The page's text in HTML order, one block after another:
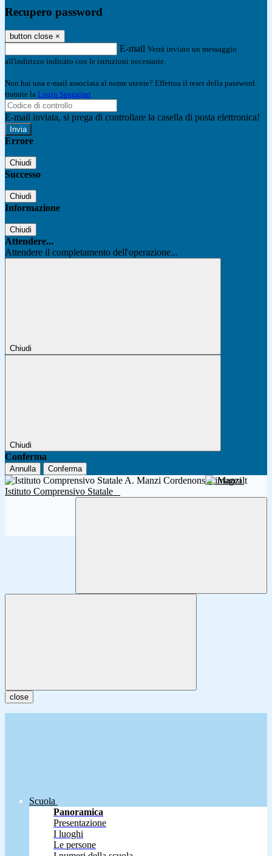
Recupero password
button close ×
E-mail Verrà inviato un messaggio
all'indirizzo indicato con le istruzioni necessarie.
Non hai una e-mail associata al nome utente? Effettua il reset della password
tramite la Login Spaggiari
E-mail inviata, si prega di controllare la casella di posta elettronica!
Errore
Chiudi
Successo
Chiudi
Informazione
Chiudi
Attendere...
Attendere il completamento dell'operazione...
Chiudi
Chiudi
Conferma
Annulla Conferma
A. Manzi
Istituto Comprensivo Statale
close
Scuola
Panoramica
Presentazione
I luoghi
Le persone